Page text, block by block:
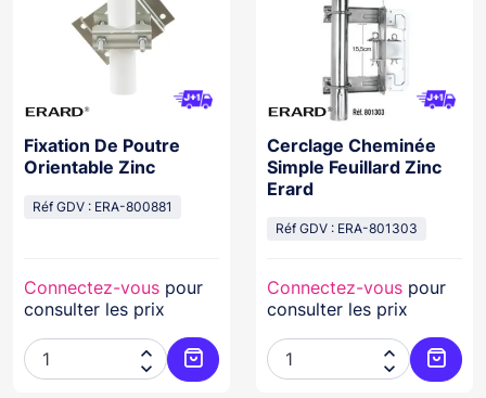
Fixation De Poutre
Orientable Zinc
Réf GDV : ERA-800881
Connectez-vous pour
consulter les prix


Ajouter au panier
Cerclage Cheminée
Simple Feuillard Zinc
Erard
Réf GDV : ERA-801303
Connectez-vous pour
consulter les prix

